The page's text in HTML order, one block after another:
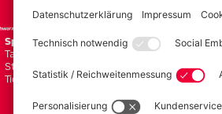
Spiele
Tabellen
Statistiken
Tickets